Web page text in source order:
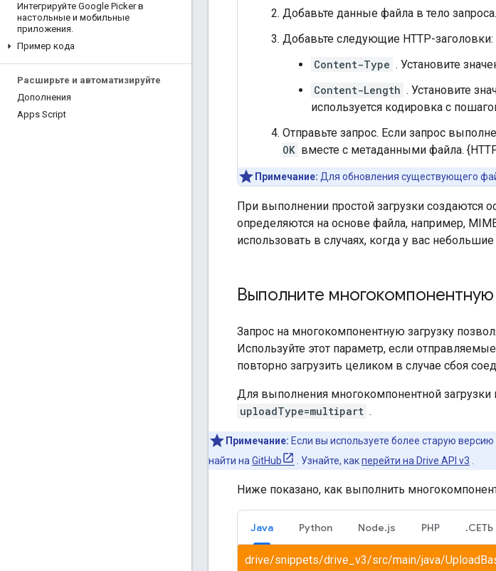
Интегрируйте Google Picker в
настольные и мобильные
приложения.
Пример кода
Расширьте и автоматизируйте
Дополнения
Apps Script
Добавьте данные файла в тело запроса.
Добавьте следующие HTTP-заголовки:
Content-Type . Установите
Content-Length . Установите
используется кодировка с
Отправьте запрос. Если запрос
OK вместе с метаданными файла.
Примечание: Для обновления существующего
При выполнении простой загрузки создаются
определяются на основе файла, например,
использовать в случаях, когда у вас
Выполните многокомпонентную
Запрос на многокомпонентную загрузку
Используйте этот параметр, если
повторно загрузить целиком в случае сбоя
Для выполнения многокомпонентной загрузки
uploadType=multipart .
Примечание: Если вы используете более старую
найти на GitHub . Узнайте, какперейти на Drive API v3
Ниже показано, как выполнить
Java Python Node.js PHP .СЕТЬ
drive/snippets/drive_v3/src/main/java/